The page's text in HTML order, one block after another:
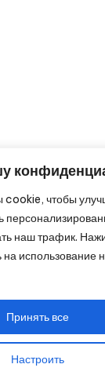
чтобы
наш трафик.
на использование
Настроить
Принять все